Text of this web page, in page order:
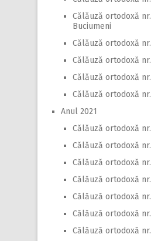
Călăuză ortodoxă
Buciumeni
Călăuză ortodoxă
Călăuză ortodoxă
Călăuză ortodoxă
Călăuză ortodoxă
Anul 2021
Călăuză ortodoxă
Călăuză ortodoxă
Călăuză ortodoxă
Călăuză ortodoxă nr.
Călăuză ortodoxă
Călăuză ortodoxă
Călăuză ortodoxă